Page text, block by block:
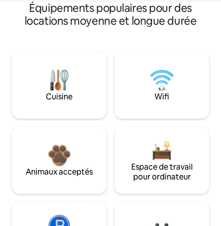
Équipements populaires pour des
locations moyenne et longue durée
Cuisine Wifi
Animaux acceptés
Espace de travail
pour ordinateur